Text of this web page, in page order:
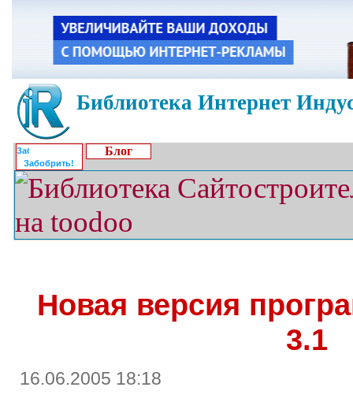
Библиотека Интернет
Забобрить!
Блог
Новая версия
3.1
16.06.2005 18:18